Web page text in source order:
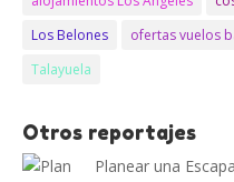
Los Belones
ofertas vuelos
Talayuela
Otros reportajes
Planear una